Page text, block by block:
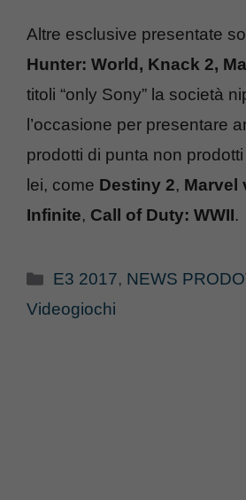
Altre esclusive presentate
Hunter: World, Knack 2,
titoli “only Sony” la società
l’occasione per presentare
prodotti di punta non
lei, come Destiny 2, Marvel
Infinite, Call of Duty: WWII.
Categorie
E3 2017, NEWS
Videogiochi